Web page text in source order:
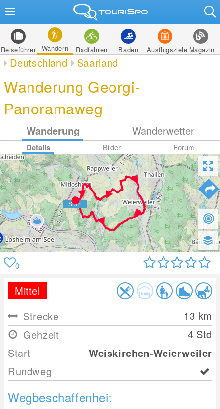
Reiseführer Wandern Radfahren Baden Ausflugsziele Magazin
Deutschland Saarland
Wanderung Georgi-
Panoramaweg
Wanderung Wanderwetter
Details Bilder Forum
0
Mittel
Strecke
13 km
Gehzeit
4 Std
Start
Weiskirchen-Weierweiler
Rundweg
Wegbeschaffenheit